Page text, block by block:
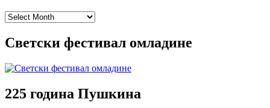
Archives
Светски фестивал омладине
225 година Пушкина